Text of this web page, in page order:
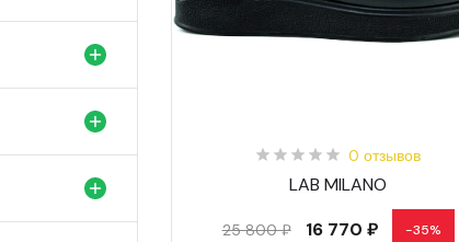
0 отзывов
LAB MILANO
25 800 ₽ 16 770 ₽ -35%